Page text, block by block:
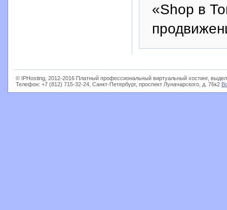
«Shop в
© IPHosting, 2012-2016 Платный профессиональный виртуальный хостинг,
Телефон: +7 (812) 715-32-24, Санкт-Петербург, проспект Луначарского, д. 76к2